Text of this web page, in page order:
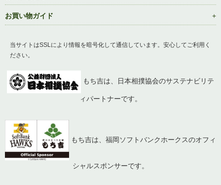
お買い物ガイド
当サイトはSSLにより情報を暗号化して通信しています。安心してご利用く
ださい。
もち吉は、日本相撲協会のサステナビリテ
ィパートナーです。
もち吉は、福岡ソフトバンクホークスのオフィ
シャルスポンサーです。